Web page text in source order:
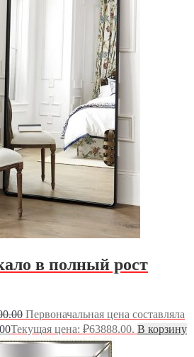
в полный рост
Первоначальная цена составляла
Текущая цена: ₽63888.00. В корзину